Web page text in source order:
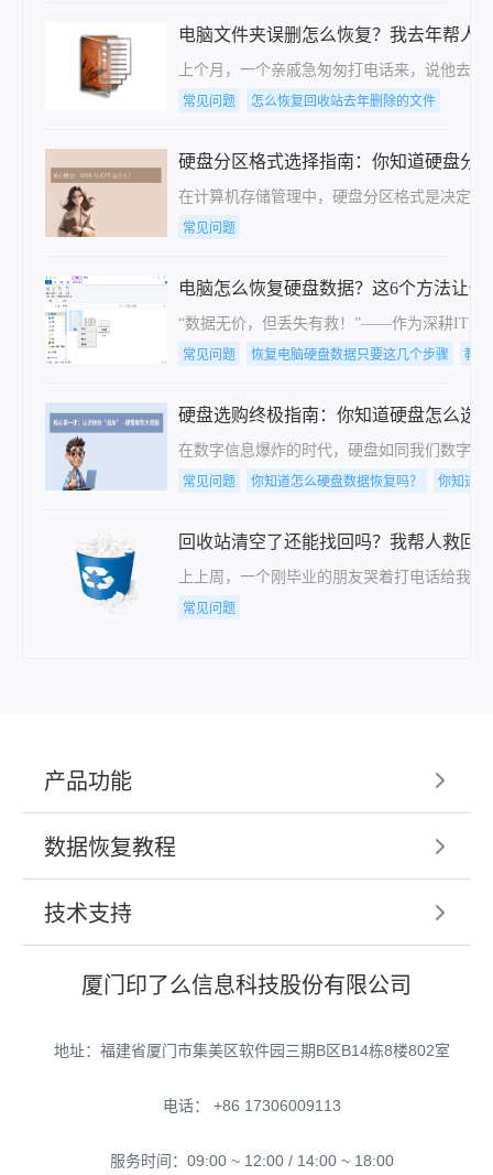
电脑文件夹误删怎么恢复？我去年帮人
上个月，一个亲戚急匆匆打电话来，说他去
常见问题 怎么恢复回收站去年删除的文件
硬盘分区格式选择指南：你知道硬盘分
在计算机存储管理中，硬盘分区格式是决定
常见问题
电脑怎么恢复硬盘数据？这6个方法让
“数据无价，但丢失有救！”——作为深耕IT互
常见问题 恢复电脑硬盘数据只要这几个步骤 教
硬盘选购终极指南：你知道硬盘怎么选
在数字信息爆炸的时代，硬盘如同我们数字
常见问题 你知道怎么硬盘数据恢复吗？ 你知道
回收站清空了还能找回吗？我帮人救回
上上周，一个刚毕业的朋友哭着打电话给我
常见问题
产品功能
数据恢复教程
技术支持
厦门印了么信息科技股份有限公司
地址：福建省厦门市集美区软件园三期B区B14栋8楼802室
电话： +86 17306009113
服务时间：09:00 ~ 12:00 / 14:00 ~ 18:00